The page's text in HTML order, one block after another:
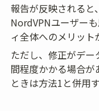
報告が反映される
NordVPNユーザー
ィ全体へのメリット
ただし、修正がデ
間程度かかる場合
ときは方法1と併用